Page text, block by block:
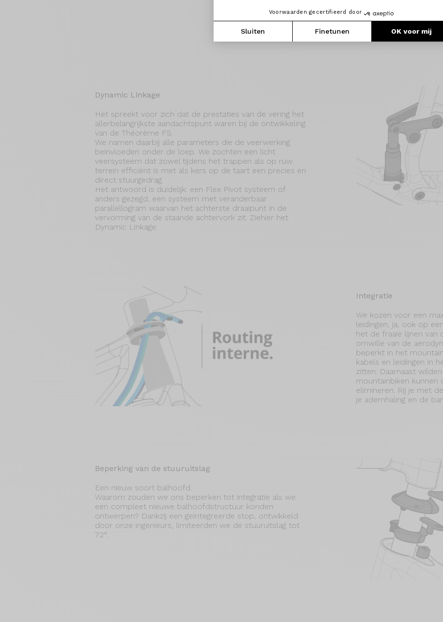
Voorwaarden gecertifieerd door
Sluiten Finetunen OK voor mij
Dynamic Linkage
Het spreekt voor zich dat de prestaties van de vering het
allerbelangrijkste aandachtspunt waren bij de ontwikkeling
van de Théorème FS.
We namen daarbij alle parameters die de veerwerking
beïnvloeden onder de loep. We zochten een licht
veersysteem dat zowel tijdens het trappen als op ruw
terrein efficiënt is met als kers op de taart een precies en
direct stuurgedrag.
Het antwoord is duidelijk: een Flex Pivot systeem of
anders gezegd, een systeem met veranderbaar
parallellogram waarvan het achterste draaipunt in de
vervorming van de staande achtervork zit. Ziehier het
Dynamic Linkage.
Integratie
We kozen voor een
leidingen, ja, ook op
het de fraaie lijnen
omwille van de
beperkt in het
kabels en leidingen in
zitten. Daarnaast
mountainbiken kunnen
elimineren. Rij je met
je ademhaling en de
Beperking van de stuuruitslag
Een nieuw soort balhoofd.
Waarom zouden we ons beperken tot integratie als we
een compleet nieuwe balhoofdstructuur konden
ontwerpen? Dankzij een geïntegreerde stop, ontwikkeld
door onze ingenieurs, limiteerden we de stuuruitslag tot
72°.